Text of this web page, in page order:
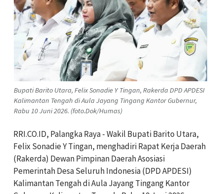
Bupati Barito Utara, Felix Sonadie Y Tingan, Rakerda DPD APDESI
Kalimantan Tengah di Aula Jayang Tingang Kantor Gubernur,
Rabu 10 Juni 2026. (foto.Dok/Humas)
‎RRI.CO.ID, Palangka Raya - Wakil Bupati Barito Utara,
Felix Sonadie Y Tingan, menghadiri Rapat Kerja Daerah
(Rakerda) Dewan Pimpinan Daerah Asosiasi
Pemerintah Desa Seluruh Indonesia (DPD APDESI)
Kalimantan Tengah di Aula Jayang Tingang Kantor